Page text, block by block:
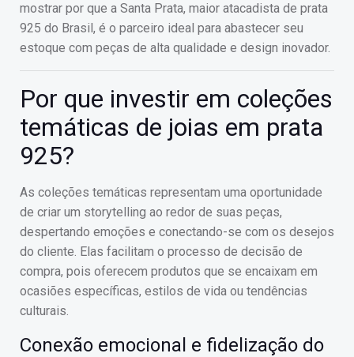
mostrar por que a Santa Prata, maior atacadista de prata
925 do Brasil, é o parceiro ideal para abastecer seu
estoque com peças de alta qualidade e design inovador.
Por que investir em coleções
temáticas de joias em prata
925?
As coleções temáticas representam uma oportunidade
de criar um storytelling ao redor de suas peças,
despertando emoções e conectando-se com os desejos
do cliente. Elas facilitam o processo de decisão de
compra, pois oferecem produtos que se encaixam em
ocasiões específicas, estilos de vida ou tendências
culturais.
Conexão emocional e fidelização do